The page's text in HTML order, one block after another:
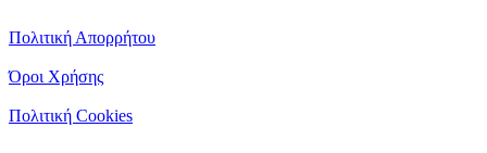
Πολιτική Απορρήτου
Όροι Χρήσης
Πολιτική Cookies